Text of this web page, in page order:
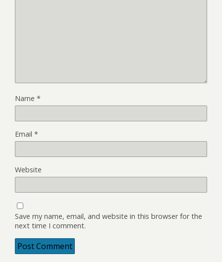
Name *
Email *
Website
Save my name, email, and website in this browser for the
next time I comment.